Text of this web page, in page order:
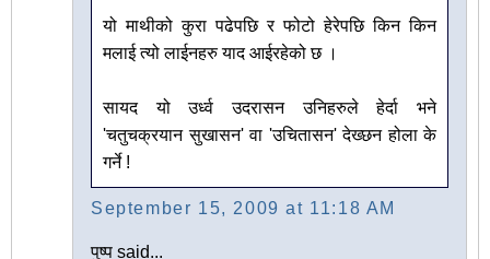
यो माथीको कुरा पढेपछि र फोटो हेरेपछि किन किन
मलाई त्यो लाईनहरु याद आईरहेको छ ।
सायद यो उर्ध्व उदरासन उनिहरुले हेर्दा भने
'चतुचक्रयान सुखासन' वा 'उचितासन' देख्‍छन होला के
गर्ने !
September 15, 2009 at 11:18 AM
पुष्प said...